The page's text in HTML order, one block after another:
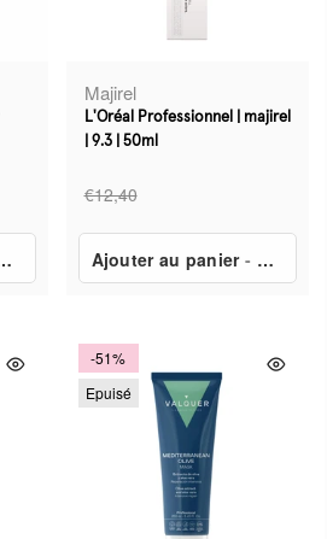
€19,97
Majirel
L'Oréal Professionnel | majirel
| 9.3 | 50ml
€12,40
Ajouter au panier- €8,65
-51%
Epuisé